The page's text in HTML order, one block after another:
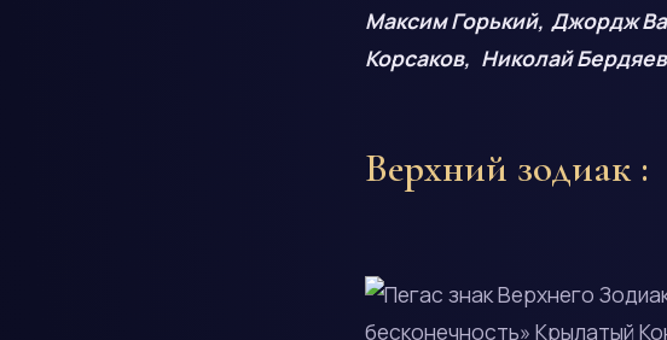
Максим Горький, Джордж
Корсаков, Николай
Верхний зодиак :
бесконечность» Крылатый